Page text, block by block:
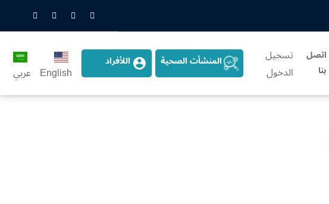
Snapchat
Twitter
LinkedIn
اتصل
بنا
تسجيل
الدخول
المنشأت الصحية اللأفراد
English عربي